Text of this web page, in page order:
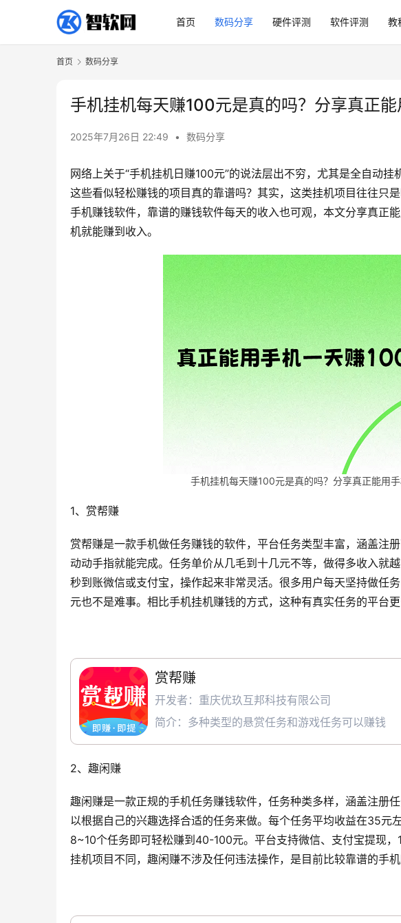
首页 数码分享 硬件评测 软件评测 教
首页 数码分享
手机挂机每天赚100元是真的吗？分享真正
2025年7月26日 22:49 • 数码分享
网络上关于“手机挂机日赚100元”的说法层出不穷，尤其是全自动
这些看似轻松赚钱的项目真的靠谱吗？其实，这类挂机项目往往只
手机赚钱软件，靠谱的赚钱软件每天的收入也可观，本文分享真正
机就能赚到收入。
手机挂机每天赚100元是真的吗？分享真正能用
1、赏帮赚
赏帮赚是一款手机做任务赚钱的软件，平台任务类型丰富，涵盖注
动动手指就能完成。任务单价从几毛到十几元不等，做得多收入就
秒到账微信或支付宝，操作起来非常灵活。很多用户每天坚持做任
元也不是难事。相比手机挂机赚钱的方式，这种有真实任务的平台更
赏帮赚
开发者：重庆优玖互邦科技有限公司
简介：多种类型的悬赏任务和游戏任务可以赚钱
2、趣闲赚
趣闲赚是一款正规的手机任务赚钱软件，任务种类多样，涵盖注册
以根据自己的兴趣选择合适的任务来做。每个任务平均收益在35元
8~10个任务即可轻松赚到40-100元。平台支持微信、支付宝提现
挂机项目不同，趣闲赚不涉及任何违法操作，是目前比较靠谱的手机